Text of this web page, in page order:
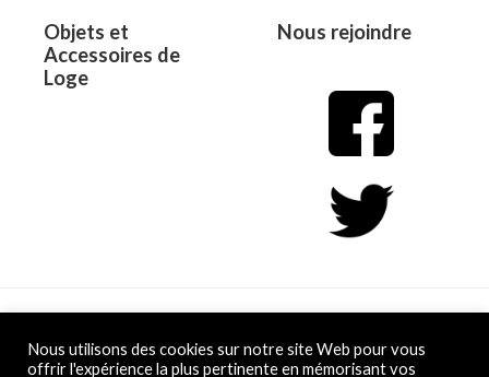
Objets et
Accessoires de
Loge
Nous rejoindre
Copyright © 2026 L&D
Nous utilisons des cookies sur notre site Web pour vous
offrir l'expérience la plus pertinente en mémorisant vos